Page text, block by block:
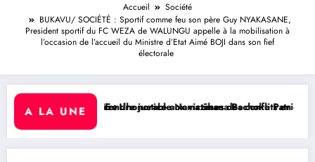
Accueil
Société
BUKAVU/ SOCIÉTÉ : Sportif comme feu son père Guy NYAKASANE,
President sportif du FC WEZA de WALUNGU appelle à la mobilisation à
l’occasion de l’accueil du Ministre d’Etat Aimé BOJI dans son fief
électorale
A LA UNE
justice aux victimes des conflits en RDC
Namazihana Bachoke Patrick Baka salue la suspension
RDC/ POLITIQUE :